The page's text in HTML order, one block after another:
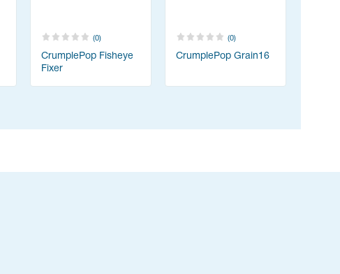
(0)
CrumplePop Fisheye
Fixer
(0)
CrumplePop Grain16